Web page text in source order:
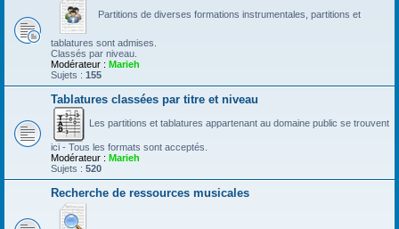
Partitions de diverses formations instrumentales, partitions et
tablatures sont admises.
Classés par niveau.
Modérateur : Marieh
Sujets : 155
Tablatures classées par titre et niveau
Les partitions et tablatures appartenant au domaine public se trouvent
ici - Tous les formats sont acceptés.
Modérateur : Marieh
Sujets : 520
Recherche de ressources musicales